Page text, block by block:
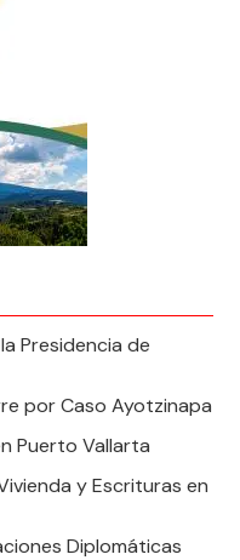
Presidencia de
por Caso Ayotzinapa
Puerto Vallarta
y Escrituras en
Diplomáticas